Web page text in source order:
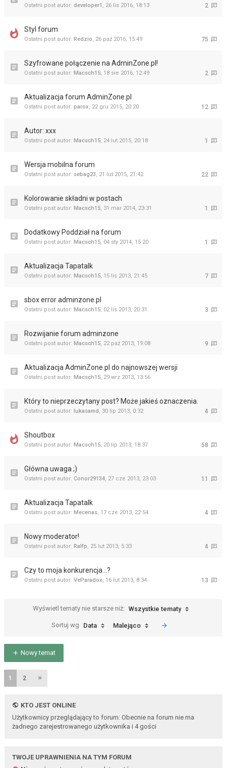
2
Ostatni post autor: developer1 , 26 lis 2016, 18:13
Styl forum
75
Ostatni post autor: Redzio, 26 paź 2016, 15:49
Szyfrowane połączenie na AdminZone.pl!
2
Ostatni post autor: Macsch15, 18 sie 2016, 12:49
Aktualizacja forum AdminZone.pl
12
Ostatni post autor: parox, 22 gru 2015, 20:20
Autor: xxx
1
Ostatni post autor: Macsch15, 24 lut 2015, 20:18
Wersja mobilna forum
22
Ostatni post autor: sebag23, 21 lut 2015, 21:42
Kolorowanie składni w postach
1
Ostatni post autor: Macsch15, 31 mar 2014, 23:31
Dodatkowy Poddział na forum
1
Ostatni post autor: Macsch15, 04 sty 2014, 15:20
Aktualizacja Tapatalk
7
Ostatni post autor: Macsch15, 15 lis 2013, 21:45
sbox error adminzone.pl
3
Ostatni post autor: Macsch15, 02 lis 2013, 20:31
Rozwijanie forum adminzone
9
Ostatni post autor: Macsch15, 22 paź 2013, 19:08
Aktualizacja AdminZone.pl do najnowszej wersji
Ostatni post autor: Macsch15, 29 wrz 2013, 13:56
Który to nieprzeczytany post? Może jakieś oznaczenia.
4
Ostatni post autor: lukasamd, 30 lip 2013, 0:32
Shoutbox
58
Ostatni post autor: Macsch15, 20 lip 2013, 18:37
Główna uwaga ;)
11
Ostatni post autor: Conor29134, 27 cze 2013, 23:03
Aktualizacja Tapatalk
4
Ostatni post autor: Mecenas, 17 cze 2013, 22:54
Nowy moderator!
4
Ostatni post autor: Ralfp, 25 lut 2013, 5:33
Czy to moja konkurencja...?
13
Ostatni post autor: VeParadox, 16 lut 2013, 8:34
Wyświetl tematy nie starsze niż: Wszystkie tematy
Sortuj wg Data Malejąco
Nowy temat
1 2
KTO JEST ONLINE
Użytkownicy przeglądający to forum: Obecnie na forum nie ma
żadnego zarejestrowanego użytkownika i 4 gości
TWOJE UPRAWNIENIA NA TYM FORUM